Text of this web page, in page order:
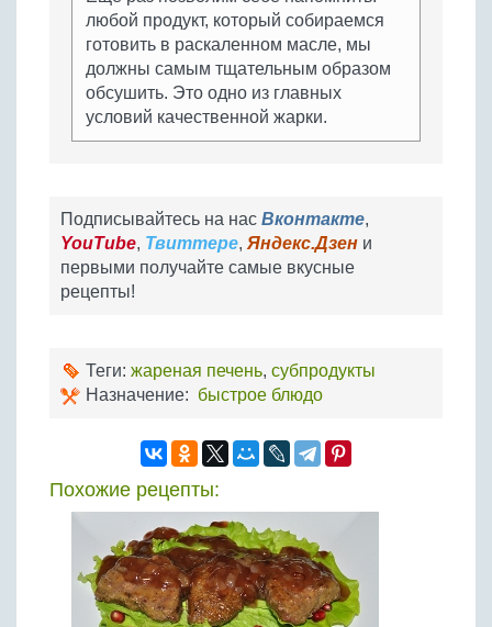
любой продукт, который собираемся
готовить в раскаленном масле, мы
должны самым тщательным образом
обсушить. Это одно из главных
условий качественной жарки.
Подписывайтесь на нас Вконтакте,
YouTube, Твиттере, Яндекс.Дзен и
первыми получайте самые вкусные
рецепты!
Теги: жареная печень, субпродукты
Назначение: быстрое блюдо
Похожие рецепты: